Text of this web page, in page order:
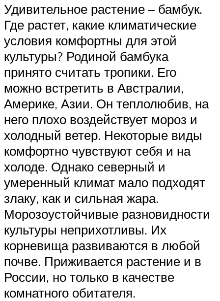
Удивительное растение – бамбук.
Где растет, какие климатические
условия комфортны для этой
культуры? Родиной бамбука
принято считать тропики. Его
можно встретить в Австралии,
Америке, Азии. Он теплолюбив, на
него плохо воздействует мороз и
холодный ветер. Некоторые виды
комфортно чувствуют себя и на
холоде. Однако северный и
умеренный климат мало подходят
злаку, как и сильная жара.
Морозоустойчивые разновидности
культуры неприхотливы. Их
корневища развиваются в любой
почве. Приживается растение и в
России, но только в качестве
комнатного обитателя.